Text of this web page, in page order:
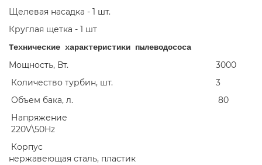
Щелевая насадка - 1 шт.
Круглая щетка - 1 шт
Технические характеристики пылеводососа
Мощность, Вт. 3000
Количество турбин, шт. 3
Объем бака, л. 80
Напряжение
220V\50Hz
Корпус
нержавеющая сталь, пластик